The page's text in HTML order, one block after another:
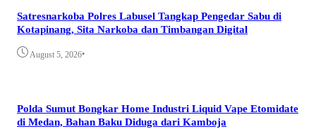
Satresnarkoba Polres Labusel Tangkap Pengedar Sabu di
Kotapinang, Sita Narkoba dan Timbangan Digital
August 5, 2026•
Polda Sumut Bongkar Home Industri Liquid Vape Etomidate
di Medan, Bahan Baku Diduga dari Kamboja